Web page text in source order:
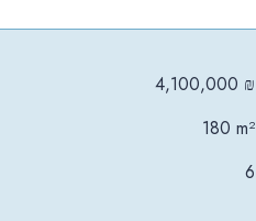
4,100,000 ₪
180 m²
6